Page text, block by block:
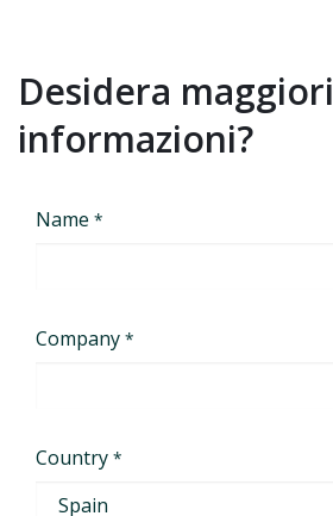
Desidera maggiori
informazioni?